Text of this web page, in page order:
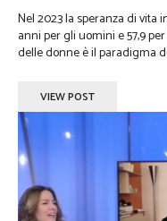
Nel 2023 la speranza di vita
anni per gli uomini e 57,9 per le donne di Letizia
delle donne è il paradigma
VIEW POST